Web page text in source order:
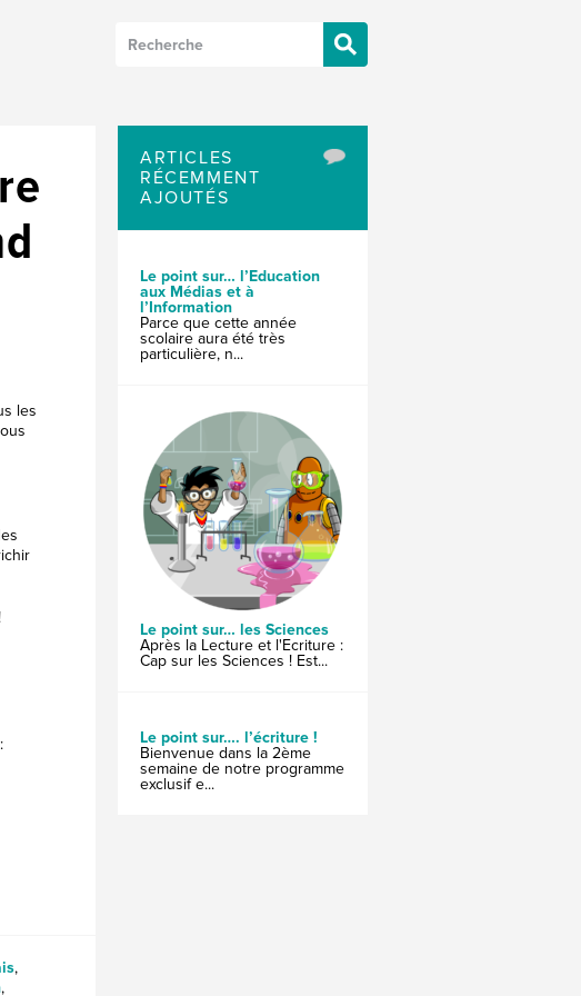
les
,
,
ARTICLES
RÉCEMMENT
AJOUTÉS
Le point sur… l’Education
aux Médias et à
l’Information
Parce que cette année
scolaire aura été très
particulière, n...
Le point sur… les Sciences
Après la Lecture et l'Ecriture :
Cap sur les Sciences ! Est...
Le point sur…. l’écriture !
Bienvenue dans la 2ème
semaine de notre programme
exclusif e...